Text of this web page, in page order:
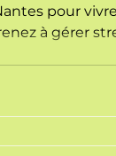
pour
à gérer